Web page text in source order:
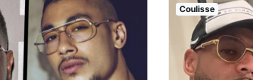
Coulisse